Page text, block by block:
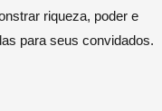
riqueza, poder e
para seus convidados.